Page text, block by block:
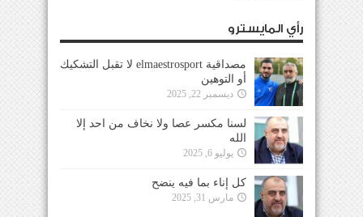
رأي المايسترو
مصداقية elmaestrosport لا تقبل التشكيك
أو التوهين
ديسمبر 22, 2025
لسنا مكسر عصا ولا نخاف من احد إلا
الله
يوليو 6, 2025
كل إناء بما فيه ينضح
مارس 31, 2025